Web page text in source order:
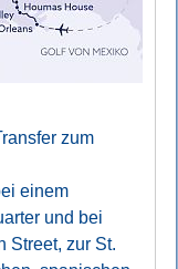
zum
einem
und bei
Street, zur St.